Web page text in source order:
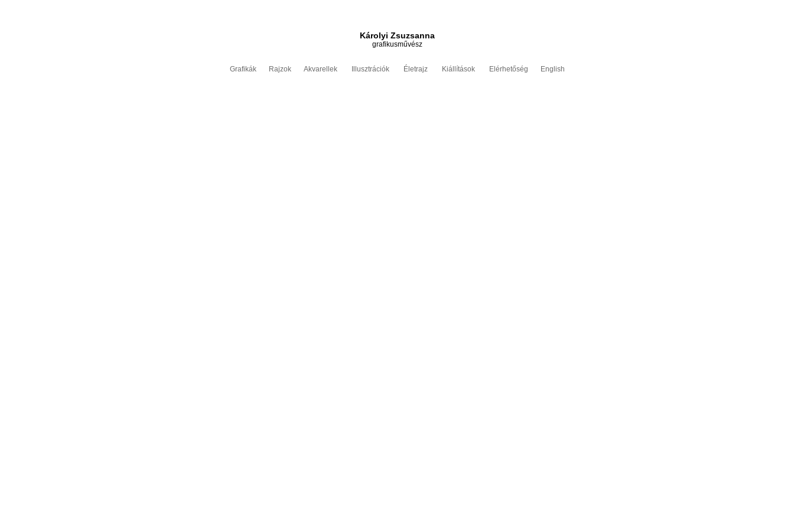
Károlyi Zsuzsanna
grafikusművész
Grafikák Rajzok Akvarellek Illusztrációk Életrajz Kiállítások Elérhetőség English